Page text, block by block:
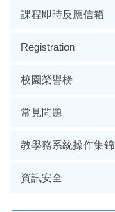
課程即時反應信箱
Registration
校園榮譽榜
常見問題
教學務系統操作集錦
資訊安全